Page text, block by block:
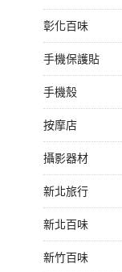
彰化百味
手機保護貼
手機殼
按摩店
攝影器材
新北旅行
新北百味
新竹百味